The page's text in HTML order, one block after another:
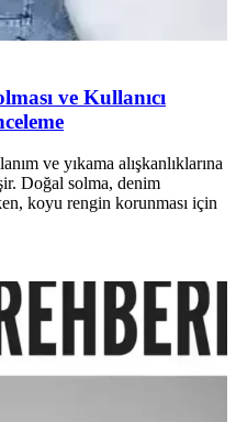
ve Kullanıcı
ve yıkama alışkanlıklarına
Doğal solma, denim
koyu rengin korunması için